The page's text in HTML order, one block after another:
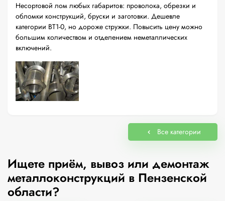
Несортовой лом любых габаритов: проволока, обрезки и
обломки конструкций, бруски и заготовки. Дешевле
категории ВТ1-0, но дороже стружки. Повысить цену можно
большим количеством и отделением неметаллических
включений.
Все категории
Ищете приём, вывоз или демонтаж
металлоконструкций в Пензенской
области?